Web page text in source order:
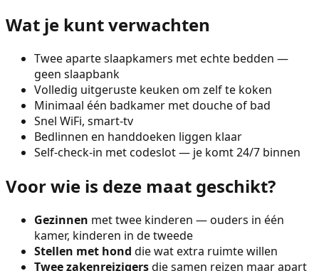
Wat je kunt verwachten
Twee aparte slaapkamers met echte bedden —
geen slaapbank
Volledig uitgeruste keuken om zelf te koken
Minimaal één badkamer met douche of bad
Snel WiFi, smart-tv
Bedlinnen en handdoeken liggen klaar
Self-check-in met codeslot — je komt 24/7 binnen
Voor wie is deze maat geschikt?
Gezinnen met twee kinderen — ouders in één
kamer, kinderen in de tweede
Stellen met hond die wat extra ruimte willen
Twee zakenreizigersdie samen reizen maar apart